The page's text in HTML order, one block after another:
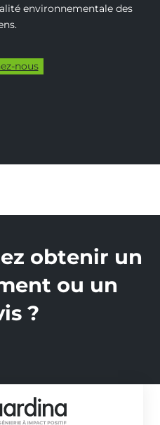
environnementale des
nous
obtenir un
ou un
?